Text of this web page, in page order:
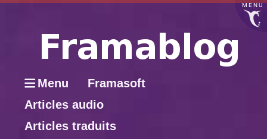
MENU
Menu
Framasoft
Articles audio
Articles traduits